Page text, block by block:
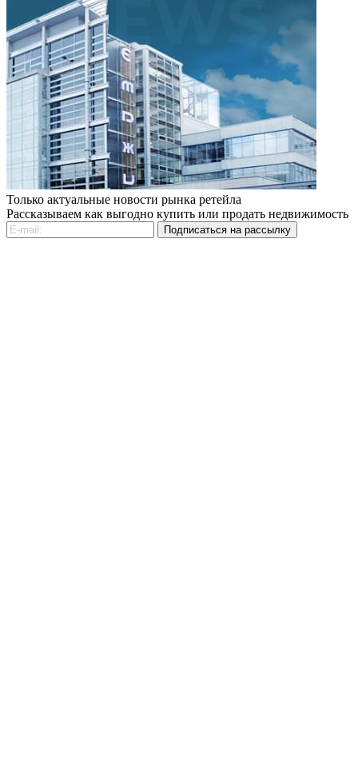
Только актуальные новости рынка ретейла
Рассказываем как выгодно купить или продать недвижимость